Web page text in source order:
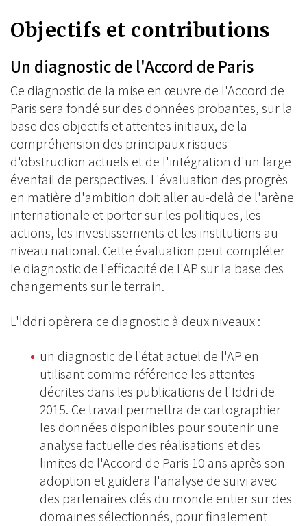
Objectifs et contributions
Un diagnostic de l'Accord de Paris
Ce diagnostic de la mise en œuvre de l'Accord de
Paris sera fondé sur des données probantes, sur la
base des objectifs et attentes initiaux, de la
compréhension des principaux risques
d'obstruction actuels et de l'intégration d'un large
éventail de perspectives. L'évaluation des progrès
en matière d'ambition doit aller au-delà de l'arène
internationale et porter sur les politiques, les
actions, les investissements et les institutions au
niveau national. Cette évaluation peut compléter
le diagnostic de l'efficacité de l'AP sur la base des
changements sur le terrain.
L'Iddri opèrera ce diagnostic à deux niveaux :
un diagnostic de l'état actuel de l'AP en
utilisant comme référence les attentes
décrites dans les publications de l'Iddri de
2015. Ce travail permettra de cartographier
les données disponibles pour soutenir une
analyse factuelle des réalisations et des
limites de l'Accord de Paris 10 ans après son
adoption et guidera l'analyse de suivi avec
des partenaires clés du monde entier sur des
domaines sélectionnés, pour finalement